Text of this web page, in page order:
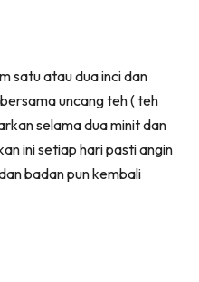
satu atau dua inci dan
uncang teh ( teh
selama dua minit dan
ini setiap hari pasti angin
badan pun kembali